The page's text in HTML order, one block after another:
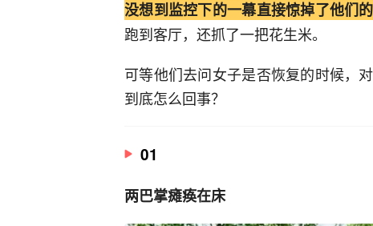
没想到监控下的一幕直接惊掉了他们的
跑到客厅，还抓了一把花生米。
可等他们去问女子是否恢复的时候，
到底怎么回事？
01
两巴掌瘫痪在床